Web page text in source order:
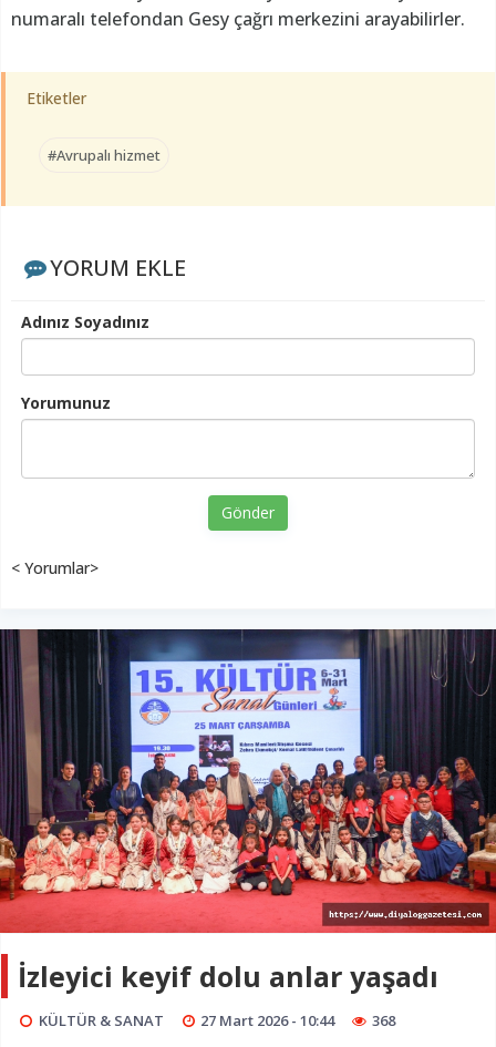
numaralı telefondan Gesy çağrı merkezini arayabilirler.
Etiketler
#Avrupalı hizmet
YORUM EKLE
Adınız Soyadınız
Yorumunuz
Gönder
< Yorumlar>
İzleyici keyif dolu anlar yaşadı
KÜLTÜR & SANAT 27 Mart 2026 - 10:44 368